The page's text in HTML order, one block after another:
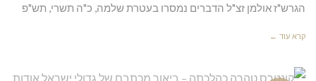
הגרש"ז אולמן זצ"ל הדברים נמסרו בעטרת שלמה, כ"ה תשרי, תש"פ
קרא עוד ←